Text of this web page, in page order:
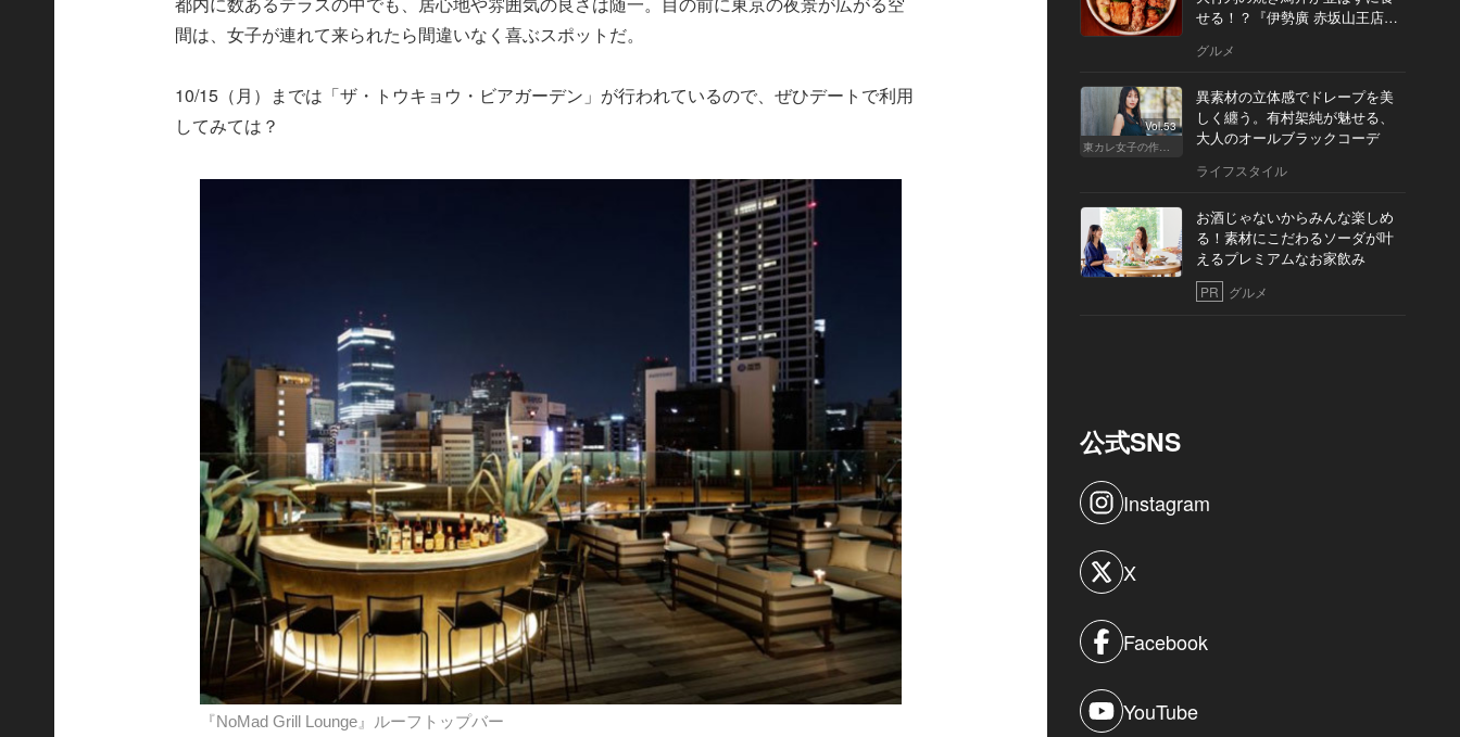
間は、女子が連れて来られたら間違いなく喜ぶスポットだ。
10/15（月）までは「ザ・トウキョウ・ビアガーデン」が行われているので、ぜひデートで利用
してみては？
『NoMad Grill Lounge』ルーフトップバー
せる！？『伊勢廣 赤坂山王店』
グルメ
Vol.53
東カレ女子の作り方
異素材の立体感でドレープを美
しく纏う。有村架純が魅せる、
大人のオールブラックコーデ
ライフスタイル
お酒じゃないからみんな楽しめ
る！素材にこだわるソーダが叶
えるプレミアムなお家飲み
PR グルメ
公式SNS
Instagram
X
Facebook
YouTube